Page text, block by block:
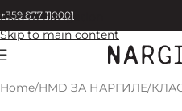
Skip to navigation
Skip to main content
+359 877 110001
Home/HMD ЗА НАРГИЛЕ/